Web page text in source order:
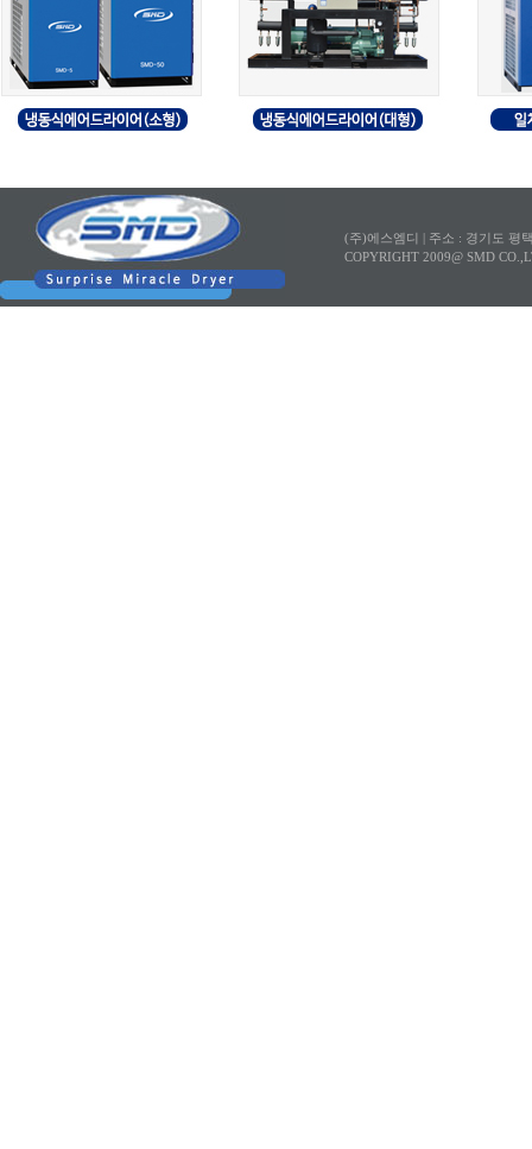
(주)에스엠디 |
주소 : 경기도 평
COPYRIGHT 2009@ SMD